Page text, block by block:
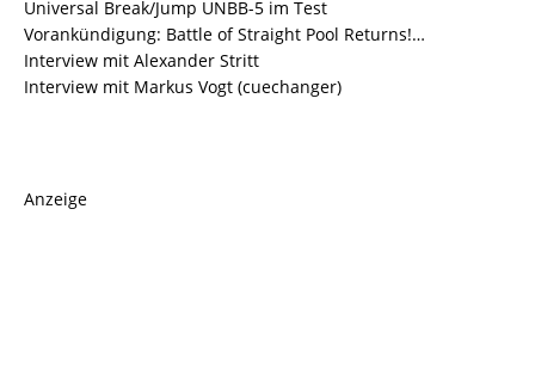
Universal Break/Jump UNBB-5 im Test
Vorankündigung: Battle of Straight Pool Returns!…
Interview mit Alexander Stritt
Interview mit Markus Vogt (cuechanger)
Anzeige